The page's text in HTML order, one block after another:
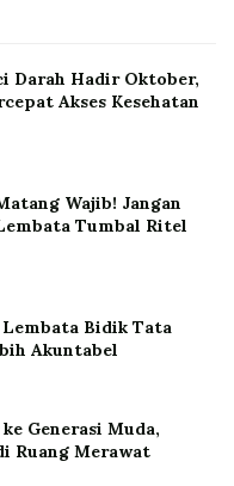
Darah Hadir Oktober,
Akses Kesehatan
Wajib! Jangan
Tumbal Ritel
Lembata Bidik Tata
Akuntabel
Generasi Muda,
Ruang Merawat